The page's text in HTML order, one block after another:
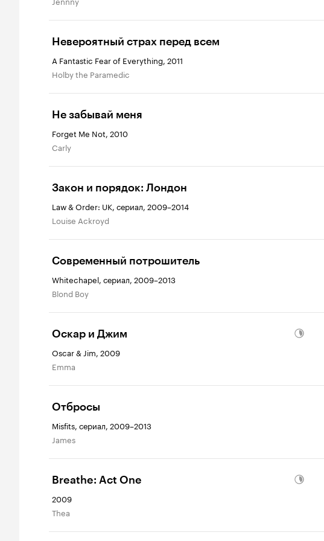
Невероятный страх перед всем
A Fantastic Fear of Everything, 2011
Holby the Paramedic
Не забывай меня
Forget Me Not, 2010
Carly
Закон и порядок: Лондон
Law & Order: UK, сериал, 2009–2014
Louise Ackroyd
Современный потрошитель
Whitechapel, сериал, 2009–2013
Blond Boy
Оскар и Джим
Oscar & Jim, 2009
Emma
Отбросы
Misfits, сериал, 2009–2013
James
Breathe: Act One
2009
Thea